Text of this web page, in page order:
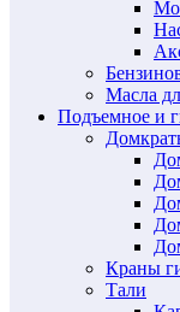
Масла
Подъемное и
Краны
Тали